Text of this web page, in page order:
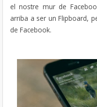
el nostre mur de
arriba a ser un Flipboard,
de Facebook.